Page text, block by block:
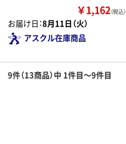
￥1,162（税込）
お届け日：8月11日（火）
アスクル在庫商品
9件（13商品）中 1件目～9件目